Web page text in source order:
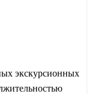
экскурсионных